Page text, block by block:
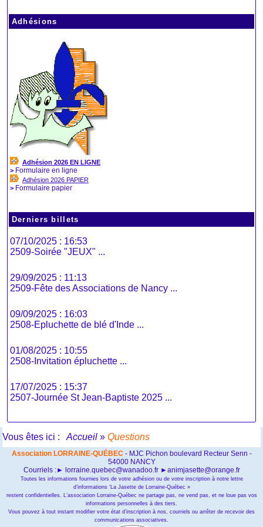
Adhésions
Adhésion 2026 EN LIGNE
> Formulaire en ligne
Adhésion 2026 PAPIER
> Formulaire papier
Derniers billets
07/10/2025 : 16:53
2509-Soirée "JEUX" ...
29/09/2025 : 11:13
2509-Fête des Associations de Nancy ...
09/09/2025 : 16:03
2508-Epluchette de blé d'Inde ...
01/08/2025 : 10:55
2508-Invitation épluchette ...
17/07/2025 : 15:37
2507-Journée St Jean-Baptiste 2025 ...
Vous êtes ici : Accueil » Questions
Association LORRAINE-QUÉBEC- MJC Pichon boulevard Recteur Senn -
54000 NANCY
Courriels :► lorraine.quebec@wanadoo.fr ►animjasette@orange.fr
Toutes les informations fournies lors de votre adhésion ou de votre inscription à notre lettre
d’informations ‘La Jasette de Lorraine-Québec »
restent confidentielles. L’association Lorraine-Québec ne partage pas, ne vend pas, et ne loue pas vos
informations personnelles à des tiers.
Vous pouvez à tout instant modifier votre état d’inscription à nos, courriels ou arrêter de recevoir des
communications associatives.